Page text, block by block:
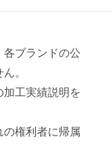
各ブランドの公
。
工実績説明を
権利者に帰属